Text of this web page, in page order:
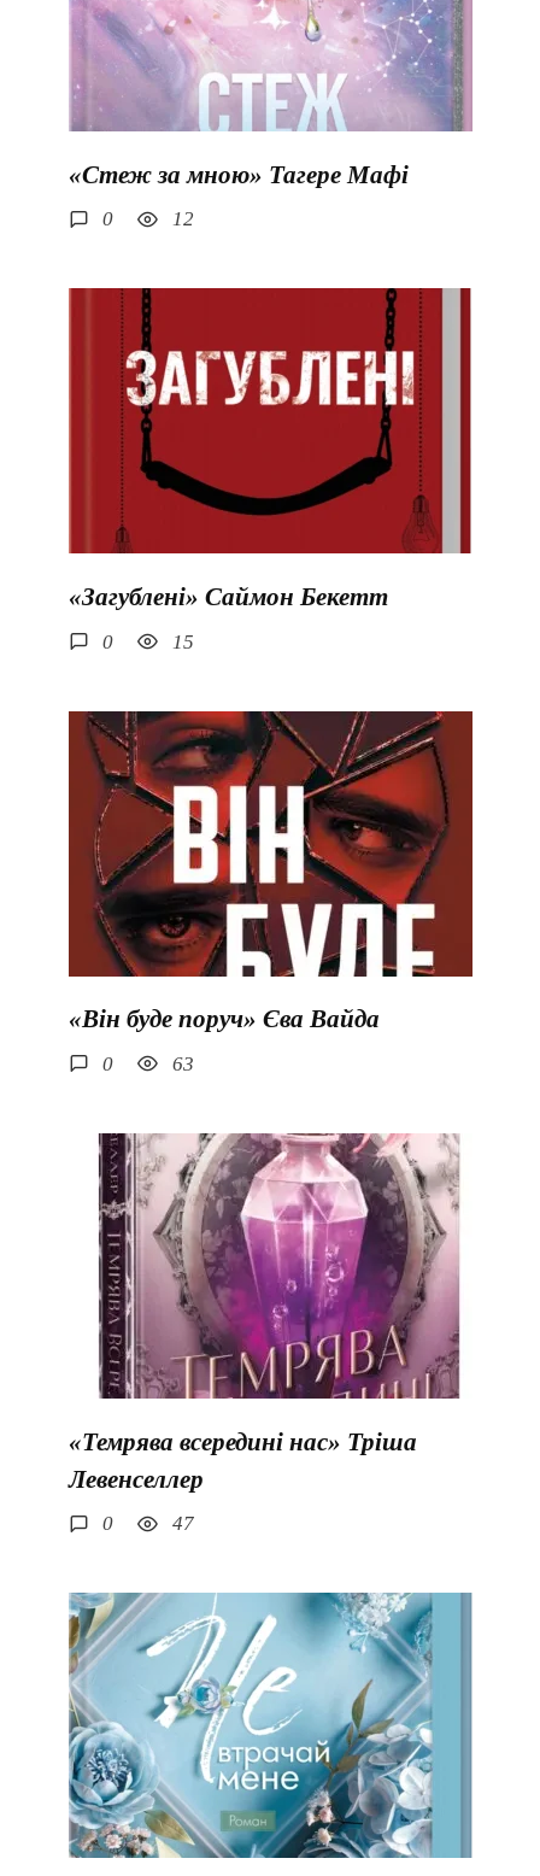
«Стеж за мною» Тагере Мафі
0 12
«Загублені» Саймон Бекетт
0 15
«Він буде поруч» Єва Вайда
0 63
«Темрява всередині нас» Тріша
Левенселлер
0 47